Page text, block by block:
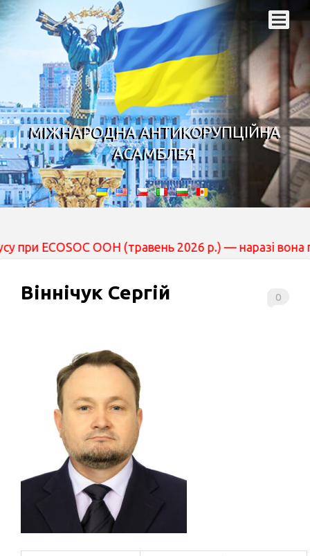
МІЖНАРОДНА АНТИКОРУПЦІЙНА
АСАМБЛЕЯ
ECOSOC ООН (травень 2026 р.) — наразі вона
0
Віннічук Сергій